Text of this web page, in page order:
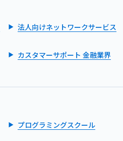
法人向けネットワークサービス
カスタマーサポート 金融業界
プログラミングスクール